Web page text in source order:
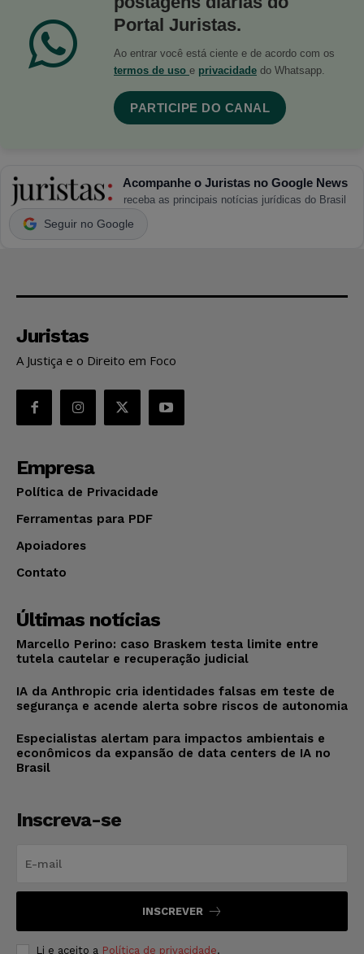
Portal Juristas.
Ao entrar você está ciente e de acordo com os
termos de uso e privacidade do Whatsapp.
PARTICIPE DO CANAL
Acompanhe o Juristas no Google News
receba as principais notícias jurídicas do Brasil
Seguir no Google
Juristas
A Justiça e o Direito em Foco
Empresa
Política de Privacidade
Ferramentas para PDF
Apoiadores
Contato
Últimas notícias
Marcello Perino: caso Braskem testa limite entre
tutela cautelar e recuperação judicial
IA da Anthropic cria identidades falsas em teste de
segurança e acende alerta sobre riscos de autonomia
Especialistas alertam para impactos ambientais e
econômicos da expansão de data centers de IA no
Brasil
Inscreva-se
INSCREVER
Li e aceito a Política de privacidade.